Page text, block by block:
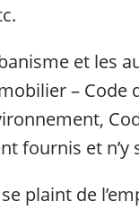
et les
– Code
fournis et n’y
plaint de